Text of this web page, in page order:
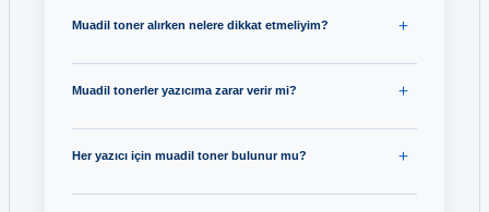
Muadil toner alırken nelere dikkat etmeliyim?
Muadil tonerler yazıcıma zarar verir mi?
Her yazıcı için muadil toner bulunur mu?